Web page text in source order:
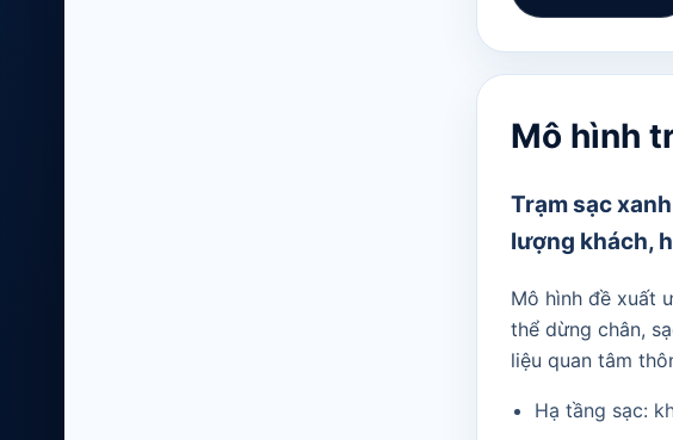
Mô hình
Trạm sạc
lượng khách,
Mô hình đề xuất
thể dừng chân,
liệu quan tâm
Hạ tầng sạc: